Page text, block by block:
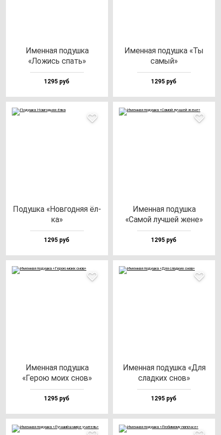
Имен­ная по­душ­ка
«Ложись спать»
1295 руб
Имен­ная по­душ­ка «Ты
са­мый»
1295 руб
Подуш­ка «Нов­год­няя ёл­
ка»
1295 руб
Имен­ная по­душ­ка
«Самой луч­шей же­не»
1295 руб
Имен­ная по­душ­ка
«Герою мо­их снов»
1295 руб
Имен­ная по­душ­ка «Для
слад­ких снов»
1295 руб